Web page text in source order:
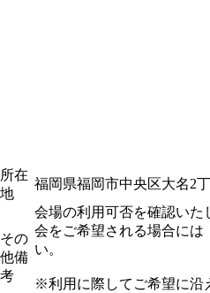
所在
地
福岡県福岡市中央区大名2
その
他備
考
会場の利用可否を確認いた
会をご希望される場合には
い。
※利用に際してご希望に沿